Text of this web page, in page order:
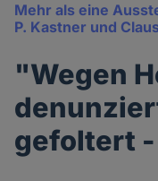
Mehr als eine
P. Kastner und
"Wegen
gefoltert